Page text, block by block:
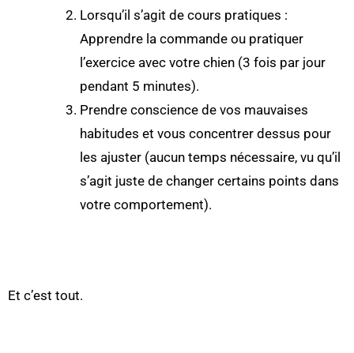
Lorsqu’il s’agit de cours pratiques :
Apprendre la commande ou pratiquer
l’exercice avec votre chien (3 fois par jour
pendant 5 minutes).
Prendre conscience de vos mauvaises
habitudes et vous concentrer dessus pour
les ajuster (aucun temps nécessaire, vu qu’il
s’agit juste de changer certains points dans
votre comportement).
Et c’est tout.